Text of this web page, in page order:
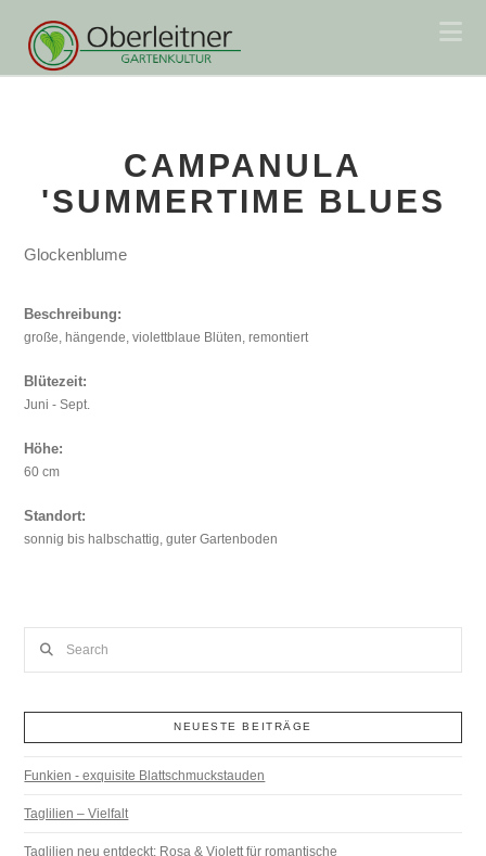
CAMPANULA
'SUMMERTIME BLUES
Glockenblume
Beschreibung:
große, hängende, violettblaue Blüten, remontiert
Blütezeit:
Juni - Sept.
Höhe:
60 cm
Standort:
sonnig bis halbschattig, guter Gartenboden
NEUESTE BEITRÄGE
Funkien - exquisite Blattschmuckstauden
Taglilien – Vielfalt
Taglilien neu entdeckt: Rosa & Violett für romantische